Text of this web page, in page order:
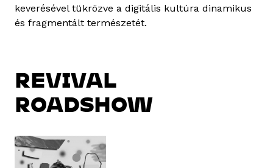
keverésével tükrözve a digitális kultúra dinamikus
és fragmentált természetét.
REVIVAL
ROADSHOW